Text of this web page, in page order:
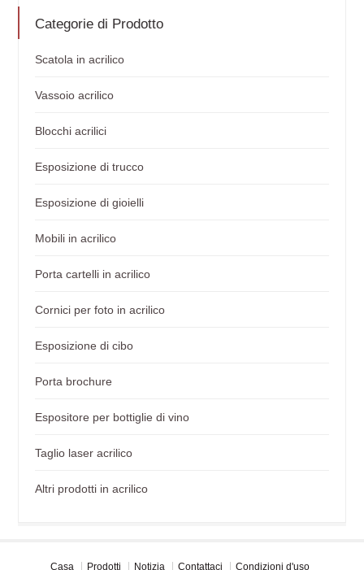
Categorie di Prodotto
Scatola in acrilico
Vassoio acrilico
Blocchi acrilici
Esposizione di trucco
Esposizione di gioielli
Mobili in acrilico
Porta cartelli in acrilico
Cornici per foto in acrilico
Esposizione di cibo
Porta brochure
Espositore per bottiglie di vino
Taglio laser acrilico
Altri prodotti in acrilico
Casa Prodotti Notizia Contattaci Condizioni d'uso